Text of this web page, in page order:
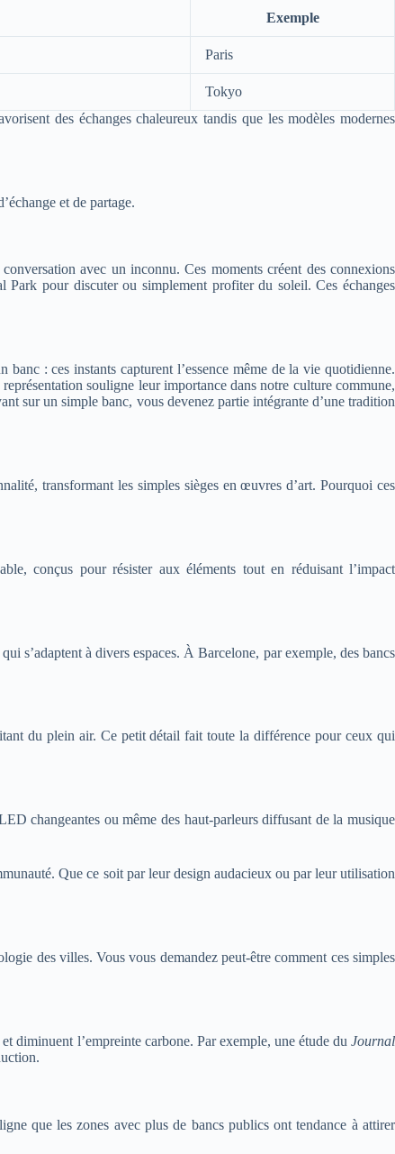
Exemple
Paris
Tokyo
des échanges chaleureux tandis que les modèles modernes
et de partage.
avec un inconnu. Ces moments créent des connexions
Park pour discuter ou simplement profiter du soleil. Ces échanges
: ces instants capturent l’essence même de la vie quotidienne.
souligne leur importance dans notre culture commune,
sur un simple banc, vous devenez partie intégrante d’une tradition
transformant les simples sièges en œuvres d’art. Pourquoi ces
conçus pour résister aux éléments tout en réduisant l’impact
s’adaptent à divers espaces. À Barcelone, par exemple, des bancs
du plein air. Ce petit détail fait toute la différence pour ceux qui
changeantes ou même des haut-parleurs diffusant de la musique
Que ce soit par leur design audacieux ou par leur utilisation
des villes. Vous vous demandez peut-être comment ces simples
diminuent l’empreinte carbone. Par exemple, une étude du Journal
que les zones avec plus de bancs publics ont tendance à attirer